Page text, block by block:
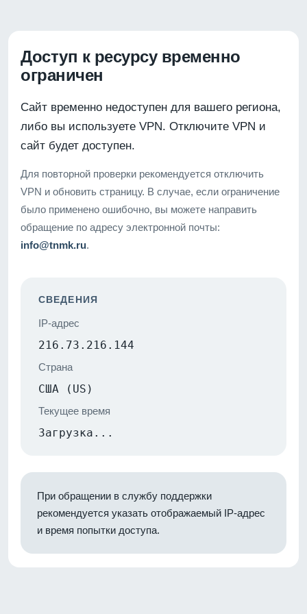
Доступ к ресурсу временно
ограничен
Сайт временно недоступен для вашего региона,
либо вы используете VPN. Отключите VPN и
сайт будет доступен.
Для повторной проверки рекомендуется отключить
VPN и обновить страницу. В случае, если ограничение
было применено ошибочно, вы можете направить
обращение по адресу электронной почты:
info@tnmk.ru.
СВЕДЕНИЯ
IP-адрес
216.73.216.144
Страна
США (US)
Текущее время
Загрузка...
При обращении в службу поддержки
рекомендуется указать отображаемый IP-адрес
и время попытки доступа.